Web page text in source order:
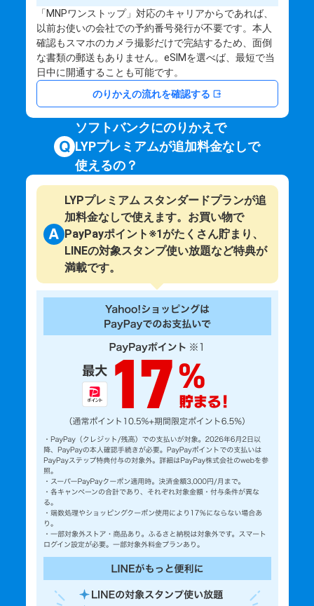
「MNPワンストップ」対応のキャリアからであれば、
以前お使いの会社での予約番号発行が不要です。本人
確認もスマホのカメラ撮影だけで完結するため、面倒
な書類の郵送もありません。eSIMを選べば、最短で当
日中に開通することも可能です。
のりかえの流れを確認する
ソフトバンクにのりかえで
LYPプレミアムが追加料金なしで
使えるの？
LYPプレミアム スタンダードプランが追
加料金なしで使えます。お買い物で
PayPayポイント※1がたくさん貯まり、
LINEの対象スタンプ使い放題など特典が
満載です。